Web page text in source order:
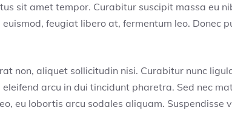
sit amet tempor. Curabitur suscipit massa eu
feugiat libero at, fermentum leo. Donec
non, aliquet sollicitudin nisi. Curabitur nunc
arcu in dui tincidunt pharetra. Sed nec
eu lobortis arcu sodales aliquam. Suspendisse